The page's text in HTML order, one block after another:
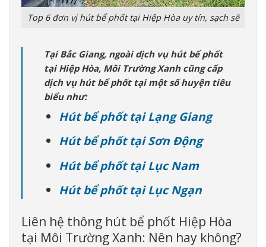
Top 6 đơn vị hút bể phốt tại Hiệp Hòa uy tín, sạch sẽ
Tại Bắc Giang, ngoài dịch vụ hút bể phốt
tại Hiệp Hòa, Môi Trường Xanh cũng cấp
dịch vụ hút bể phốt tại một số huyện tiêu
biểu như:
Hút bể phốt tại Lạng Giang
Hút bể phốt tại Sơn Động
Hút bể phốt tại Lục Nam
Hút bể phốt tại Lục Ngạn
Liên hệ thông hút bể phốt Hiệp Hòa
tại Môi Trường Xanh: Nên hay không?